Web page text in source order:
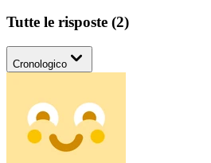
Tutte le risposte (2)
Cronologico